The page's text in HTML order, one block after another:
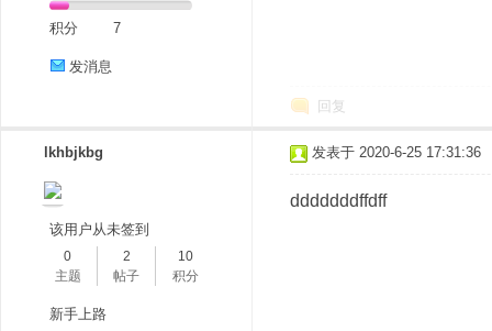
积分 7
发消息
回复
lkhbjkbg
该用户从未签到
0
主题
2
帖子
10
积分
新手上路
发表于 2020-6-25 17:31:36
dddddddffdff